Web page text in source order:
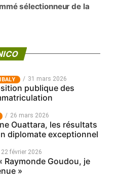
sélectionneur de la
31 mars 2026
publique des
26 mars 2026
Ouattara, les résultats
diplomate exceptionnel
22 février 2026
Raymonde Goudou, je
»